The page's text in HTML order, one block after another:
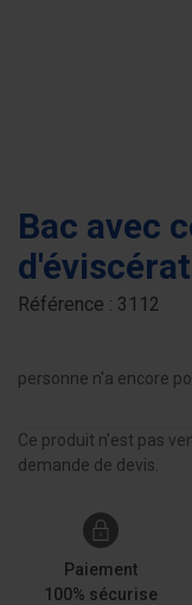
Bac avec
Référence : 3112
personne n'a encore
Ce produit n'est pas
demande de devis.
Paiement
100% sécurise